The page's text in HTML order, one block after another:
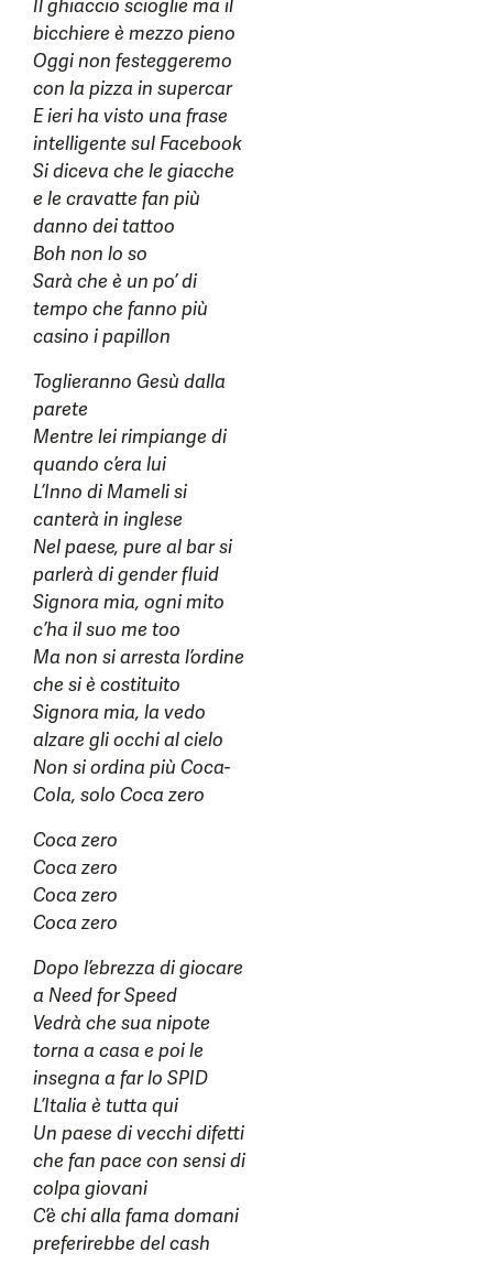
Il ghiaccio scioglie ma il
bicchiere è mezzo pieno
Oggi non festeggeremo
con la pizza in supercar
E ieri ha visto una frase
intelligente sul Facebook
Si diceva che le giacche
e le cravatte fan più
danno dei tattoo
Boh non lo so
Sarà che è un po’ di
tempo che fanno più
casino i papillon
Toglieranno Gesù dalla
parete
Mentre lei rimpiange di
quando c’era lui
L’Inno di Mameli si
canterà in inglese
Nel paese, pure al bar si
parlerà di gender fluid
Signora mia, ogni mito
c’ha il suo me too
Ma non si arresta l’ordine
che si è costituito
Signora mia, la vedo
alzare gli occhi al cielo
Non si ordina più Coca-
Cola, solo Coca zero
Coca zero
Coca zero
Coca zero
Coca zero
Dopo l’ebrezza di giocare
a Need for Speed
Vedrà che sua nipote
torna a casa e poi le
insegna a far lo SPID
L’Italia è tutta qui
Un paese di vecchi difetti
che fan pace con sensi di
colpa giovani
C’è chi alla fama domani
preferirebbe del cash